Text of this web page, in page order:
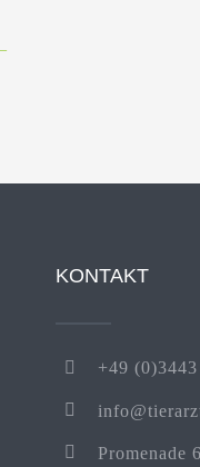
KONTAKT
+49
Promenade